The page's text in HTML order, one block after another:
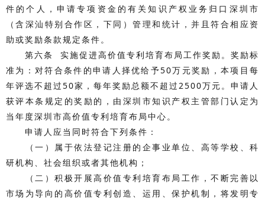
件的个人，申请专项资金的有关知识产权业务归口深圳市
（含深汕特别合作区，下同）管理和统计，并且符合相应资
助或奖励条款规定条件。
第六条 实施促进高价值专利培育布局工作奖励。奖励标
准为：对符合条件的申请人择优给予50万元奖励，本项目每
年评选不超过50家，每年奖励总额不超过2500万元。申请人
获评本条规定的奖励的，由深圳市知识产权主管部门认定为
当年度深圳市高价值专利培育布局中心。
申请人应当同时符合下列条件：
（一）属于依法登记注册的企事业单位、高等学校、科
研机构、社会组织或者其他机构；
（二）积极开展高价值专利培育布局工作，不断完善以
市场为导向的高价值专利创造、运用、保护机制，将发明专